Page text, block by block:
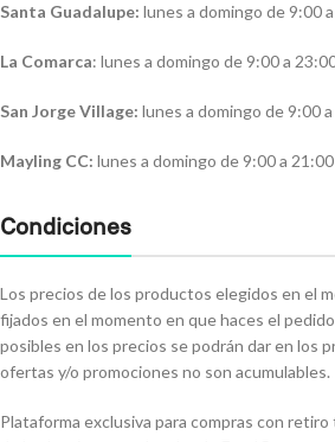
Santa Guadalupe: lunes a domingo de 9:00
La Comarca: lunes a domingo de 9:00 a
San Jorge Village: lunes a domingo de 9:00
Mayling CC: lunes a domingo de 9:00 a
Condiciones
Los precios de los productos elegidos en el
fijados en el momento en que haces el
posibles en los precios se podrán dar en los
ofertas y/o promociones no son acumulables.
Plataforma exclusiva para compras con retiro